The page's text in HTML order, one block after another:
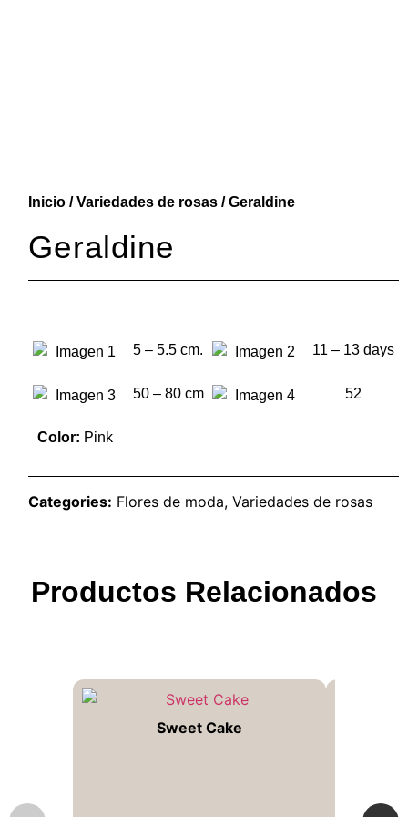
Inicio /Variedades de rosas / Geraldine
Geraldine
5 – 5.5 cm. 11 – 13 days
50 – 80 cm 52
Color: Pink
Categories: Flores de moda,Variedades de rosas
Productos Relacionados
Sweet Cake